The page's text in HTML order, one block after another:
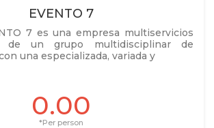
EVENTO 7
7 es una empresa multiservicios
de un grupo multidisciplinar de
una especializada, variada y
0.00
*Per person